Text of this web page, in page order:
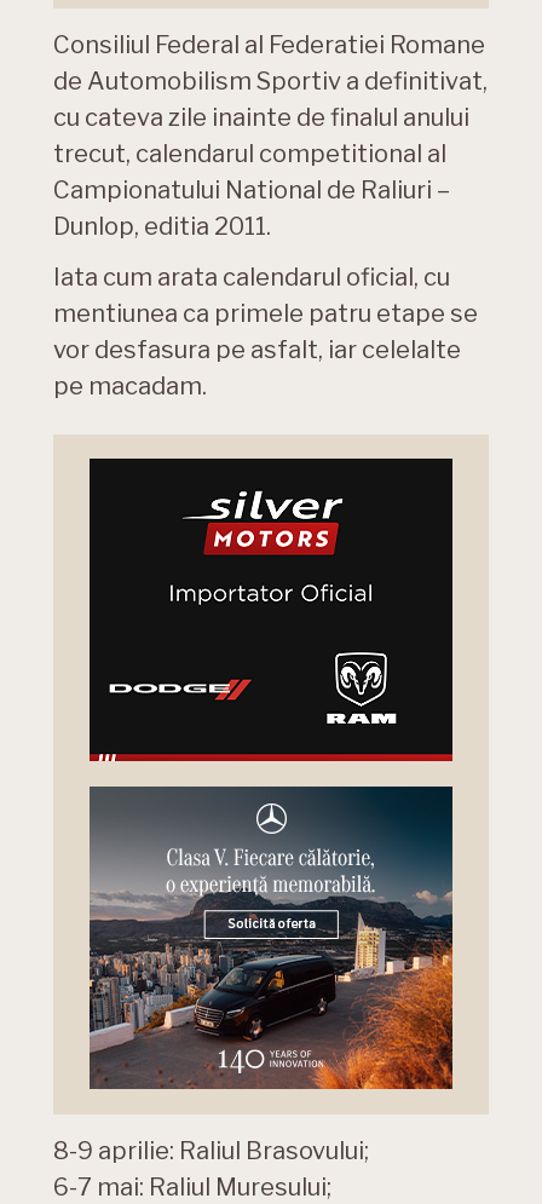
Consiliul Federal al Federatiei Romane
de Automobilism Sportiv a definitivat,
cu cateva zile inainte de finalul anului
trecut, calendarul competitional al
Campionatului National de Raliuri –
Dunlop, editia 2011.
Iata cum arata calendarul oficial, cu
mentiunea ca primele patru etape se
vor desfasura pe asfalt, iar celelalte
pe macadam.
8-9 aprilie: Raliul Brasovului;
6-7 mai: Raliul Muresului;